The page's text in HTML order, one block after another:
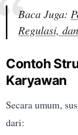
Baca Juga:
Regulasi,
Contoh
Karyawan
Secara umum,
dari: